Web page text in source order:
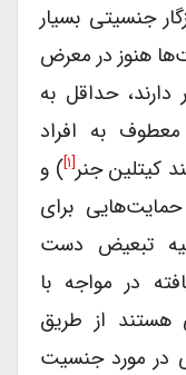
جنسیتی بسیار
هنوز در معرض
حداقل به
به افراد
کیتلین جنر[۱] ) و
برای
تبعیض دست
در مواجه با
هستند از طریق
در مورد جنسیت